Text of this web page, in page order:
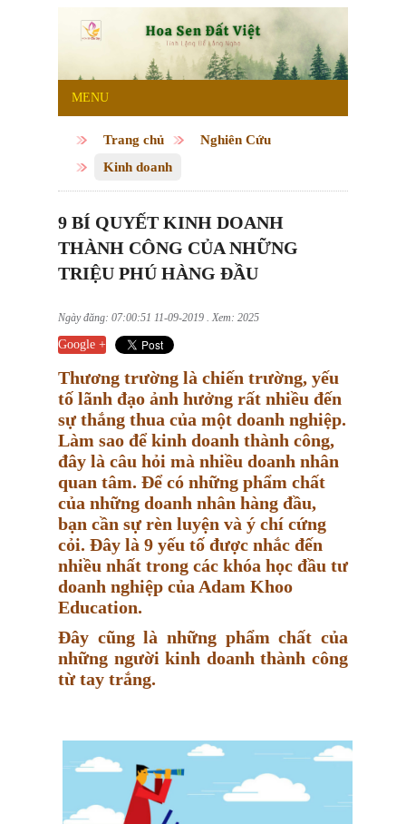
MENU
Trang chủ
Nghiên Cứu
Kinh doanh
9 BÍ QUYẾT KINH DOANH
THÀNH CÔNG CỦA NHỮNG
TRIỆU PHÚ HÀNG ĐẦU
Ngày đăng: 07:00:51 11-09-2019 . Xem: 2025
Google +
Thương trường là chiến trường, yếu
tố lãnh đạo ảnh hưởng rất nhiều đến
sự thắng thua của một doanh nghiệp.
Làm sao để kinh doanh thành công,
đây là câu hỏi mà nhiều doanh nhân
quan tâm. Để có những phẩm chất
của những doanh nhân hàng đầu,
bạn cần sự rèn luyện và ý chí cứng
cỏi. Đây là 9 yếu tố được nhắc đến
nhiều nhất trong các khóa học đầu tư
doanh nghiệp của Adam Khoo
Education.
Đây cũng là những phẩm chất của
những người kinh doanh thành công
từ tay trắng.